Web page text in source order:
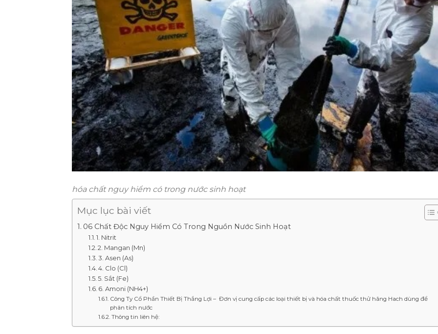
hóa chất nguy hiểm có trong nước sinh hoạt
Mục lục bài viết
06 Chất Độc Nguy Hiểm Có Trong Nguồn Nước Sinh Hoạt
1. Nitrit
2. Mangan (Mn)
3. Asen (As)
4. Clo (Cl)
5. Sắt (Fe)
6. Amoni (NH4+)
Công Ty Cổ Phần Thiết Bị Thắng Lợi – Đơn vị cung cấp các loại thiết bị và hóa chất thuốc thử hãng Hach dùng để
phân tích nước
Thông tin liên hệ: